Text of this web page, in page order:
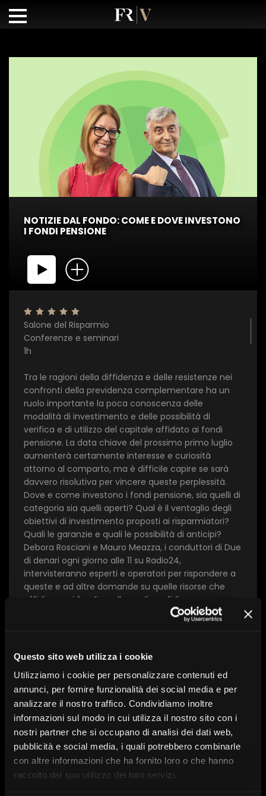
Questo sito web utilizza i cookie
Utilizziamo i cookie per personalizzare contenuti ed
annunci, per fornire funzionalità dei social media e per
analizzare il nostro traffico. Condividiamo inoltre
informazioni sul modo in cui utilizza il nostro sito con i
nostri partner che si occupano di analisi dei dati web,
pubblicità e social media, i quali potrebbero combinarle
con altre informazioni che ha fornito loro o che hanno
raccolto dal suo utilizzo dei loro servizi.
NOTIZIE DAL FONDO: COME E DOVE INVESTONO
I FONDI PENSIONE
Salone del Risparmio
Conferenze e seminari
1h
Tra le ragioni della diffidenza e delle resistenze nei
confronti della previdenza complementare ha un
ruolo importante la poca conoscenza delle
modalità di investimento e delle possibilità di
verifica e di utilizzo del capitale affidato ai fondi
pensione. La data chiave del prossimo primo luglio
aumenterà certamente interesse e curiosità
attorno al comparto, ma è difficile capire se sarà
davvero risolutiva per vincere queste perplessità.
Dove e come investono i fondi pensione, sia quelli di
categoria sia quelli aperti? Qual è il ventaglio degli
obiettivi di investimento proposti ai risparmiatori?
Quali le garanzie e quali le possibilità di anticipi?
Debora Rosciani e Mauro Meazza, i conduttori di Due
di denari ogni giorno alle 11 su Radio24,
intervisteranno esperti e operatori per rispondere a
queste e ad altre domande su quelle risorse che
affidiamo ai fondi e sulle quali confidiamo per una
Debora Rosciani, Mauro Meazza,
Vavassori, Anna Vinci
A cura di: Radio 24
Serie:SdR26
Data:7 Maggio alle 9:30
×
5 stars
4 stars
3 stars
2 stars
1 star
Invia